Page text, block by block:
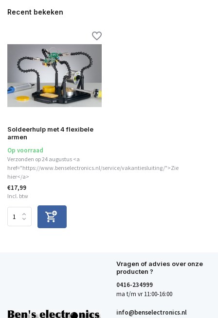
Recent bekeken
Soldeerhulp met 4 flexibele
armen
Op voorraad
Verzonden op 24 augustus <a
href="https://www.benselectronics.nl/service/vakantiesluiting/">Zie
hier</a>
€17,99
Incl. btw
Vragen of advies over onze
producten ?
0416-234999
ma t/m vr 11:00-16:00
info@benselectronics.nl